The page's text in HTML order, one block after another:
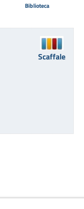
Biblioteca
Scaffale